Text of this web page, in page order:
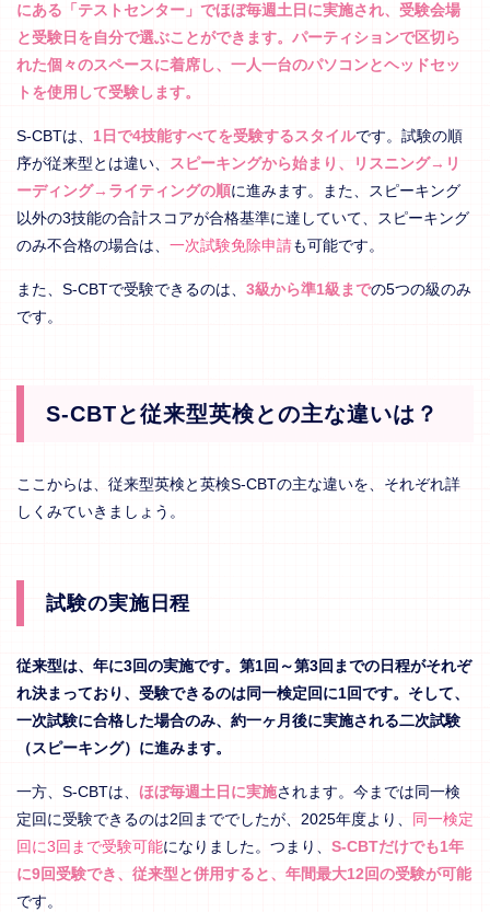
にある「テストセンター」でほぼ毎週土日に実施され、受験会場
と受験日を自分で選ぶことができます。パーティションで区切ら
れた個々のスペースに着席し、一人一台のパソコンとヘッドセッ
トを使用して受験します。
S-CBTは、 1日で4技能すべてを受験するスタイルです。試験の順
序が従来型とは違い、
スピーキングから始まり、リスニング→リ
ーディング→ライティングの順に進みます。また、スピーキング
以外の3技能の合計スコアが合格基準に達していて、スピーキング
のみ不合格の場合は、 一次試験免除申請も可能です。
また、S-CBTで受験できるのは、 3級から準1級までの5つの級のみ
です。
S-CBTと従来型英検との主な違いは？
ここからは、従来型英検と英検S-CBTの主な違いを、それぞれ詳
しくみていきましょう。
試験の実施日程
従来型は、年に3回の実施です。第1回～第3回までの日程がそれぞ
れ決まっており、受験できるのは同一検定回に1回です。そして、
一次試験に合格した場合のみ、約一ヶ月後に実施される二次試験
（スピーキング）に進みます。
一方、S-CBTは、 ほぼ毎週土日に実施されます。今までは同一検
定回に受験できるのは2回まででしたが、2025年度より、 同一検定
回に3回まで受験可能になりました。つまり、 S-CBTだけでも1年
に9回受験でき、従来型と併用すると、年間最大12回の受験が可能
です。